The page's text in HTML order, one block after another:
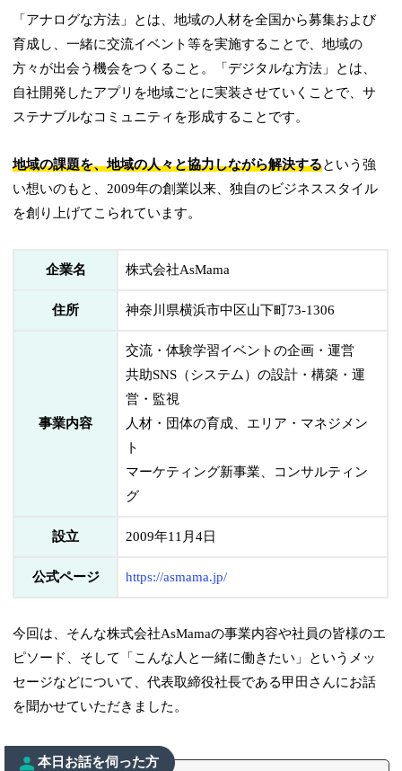
「アナログな方法」とは、地域の人材を全国から募集および
育成し、一緒に交流イベント等を実施することで、地域の
方々が出会う機会をつくること。「デジタルな方法」とは、
自社開発したアプリを地域ごとに実装させていくことで、サ
ステナブルなコミュニティを形成することです。
地域の課題を、地域の人々と協力しながら解決するという強
い想いのもと、2009年の創業以来、独自のビジネススタイル
を創り上げてこられています。
企業名 株式会社AsMama
住所 神奈川県横浜市中区山下町73-1306
事業内容
交流・体験学習イベントの企画・運営
共助SNS（システム）の設計・構築・運
営・監視
人材・団体の育成、エリア・マネジメン
ト
マーケティング新事業、コンサルティン
グ
設立 2009年11月4日
公式ページ https://asmama.jp/
今回は、そんな株式会社AsMamaの事業内容や社員の皆様のエ
ピソード、そして「こんな人と一緒に働きたい」というメッ
セージなどについて、代表取締役社長である甲田さんにお話
を聞かせていただきました。
本日お話を伺った方